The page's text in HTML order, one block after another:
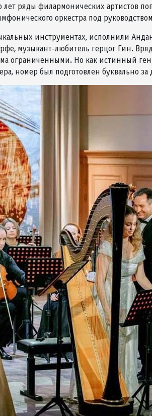
ряды филармонических артистов
оркестра под
инструментах, исполнили
музыкант-любитель герцог Гин.
ограниченными. Но как истинный
номер был подготовлен буквально за